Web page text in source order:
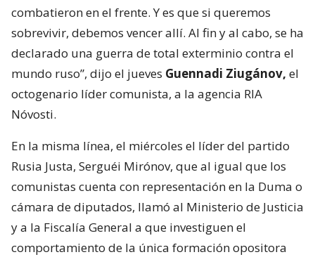
combatieron en el frente. Y es que si queremos
sobrevivir, debemos vencer allí. Al fin y al cabo, se ha
declarado una guerra de total exterminio contra el
mundo ruso”, dijo el jueves Guennadi Ziugánov, el
octogenario líder comunista, a la agencia RIA
Nóvosti.
En la misma línea, el miércoles el líder del partido
Rusia Justa, Serguéi Mirónov, que al igual que los
comunistas cuenta con representación en la Duma o
cámara de diputados, llamó al Ministerio de Justicia
y a la Fiscalía General a que investiguen el
comportamiento de la única formación opositora